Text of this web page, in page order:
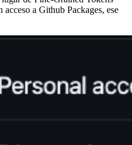
a Github Packages, ese